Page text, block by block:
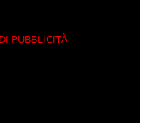
PUBBLICITÀ